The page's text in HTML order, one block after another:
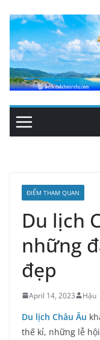
content
ĐIỂM THAM QUAN
Du lịch
những
đẹp
April 14, 2023 Hậu
Du lịch Châu Âu
thế kỉ, những lễ